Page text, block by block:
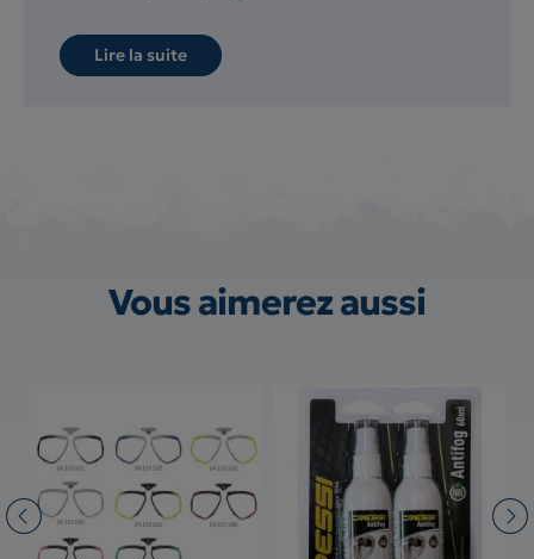
Lire la suite
Vous aimerez aussi